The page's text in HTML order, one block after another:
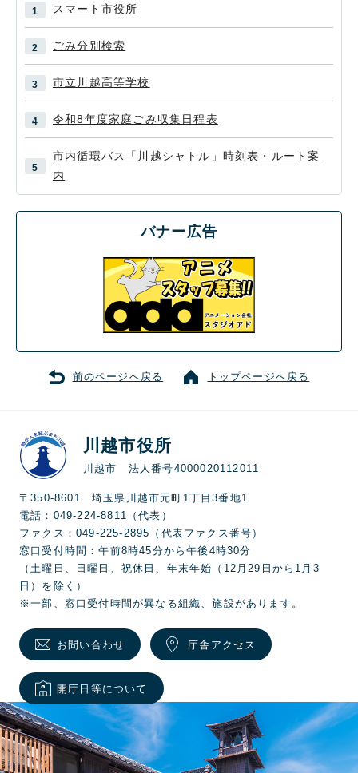
スマート市役所
ごみ分別検索
市立川越高等学校
令和8年度家庭ごみ収集日程表
市内循環バス「川越シャトル」時刻表・ルート案
内
バナー広告
前のページへ戻る トップページへ戻る
川越市役所
川越市 法人番号4000020112011
〒350-8601 埼玉県川越市元町1丁目3番地1
電話：049-224-8811（代表）
ファクス：049-225-2895（代表ファクス番号）
窓口受付時間：午前8時45分から午後4時30分
（土曜日、日曜日、祝休日、年末年始（12月29日から1月3
日）を除く）
※一部、窓口受付時間が異なる組織、施設があります。
お問い合わせ 庁舎アクセス
開庁日等について